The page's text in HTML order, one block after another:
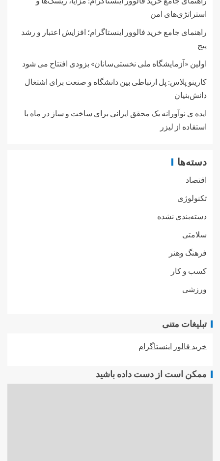
استراتژی‌های امن
راهنمای جامع خرید فالوور اینستاگرام؛ افزایش اعتبار و رشد
پیج
اولین «آزمایشگاه ملی نخستی‌سانان» بزودی افتتاح می شود
کارینو پلاس: پل ارتباطی بین دانشگاه و صنعت برای اشتغال
دانش‌بنیان
ایده ی نوآورانه یک محقق ایرانی برای ساخت و ساز در ماه با
استفاده از لیزر
دسته‌ها
اقتصاد
تکنولوژی
دسته‌بندی نشده
سلامتی
فرهنگ وهنر
کسب و کار
ورزشی
تبلیغات متنی
خرید فالور اینستاگرام
ممکن است از دست داده باشید